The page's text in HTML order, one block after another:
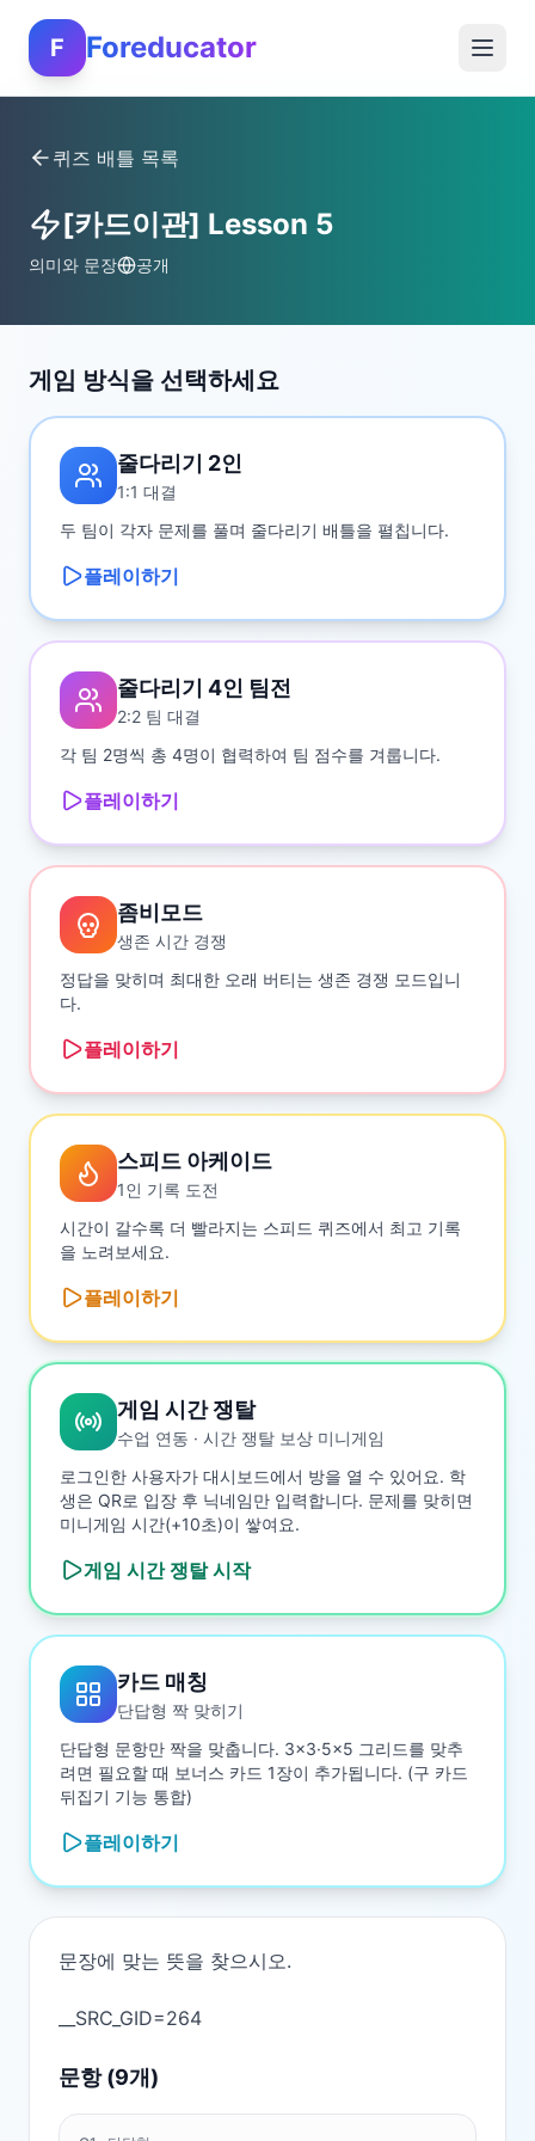
F Foreducator
퀴즈 배틀 목록
[카드이관] Lesson 5
의미와 문장 공개
게임 방식을 선택하세요
줄다리기 2인
1:1 대결
두 팀이 각자 문제를 풀며 줄다리기 배틀을 펼칩니다.
플레이하기
줄다리기 4인 팀전
2:2 팀 대결
각 팀 2명씩 총 4명이 협력하여 팀 점수를 겨룹니다.
플레이하기
좀비모드
생존 시간 경쟁
정답을 맞히며 최대한 오래 버티는 생존 경쟁 모드입니
다.
플레이하기
스피드 아케이드
1인 기록 도전
시간이 갈수록 더 빨라지는 스피드 퀴즈에서 최고 기록
을 노려보세요.
플레이하기
게임 시간 쟁탈
수업 연동 · 시간 쟁탈 보상 미니게임
로그인한 사용자가 대시보드에서 방을 열 수 있어요. 학
생은 QR로 입장 후 닉네임만 입력합니다. 문제를 맞히면
미니게임 시간(+10초)이 쌓여요.
게임 시간 쟁탈시작
카드 매칭
단답형 짝 맞히기
단답형 문항만 짝을 맞춥니다. 3×3·5×5 그리드를 맞추
려면 필요할 때 보너스 카드 1장이 추가됩니다. (구 카드
뒤집기 기능 통합)
플레이하기
문장에 맞는 뜻을 찾으시오.
문항 (9개)